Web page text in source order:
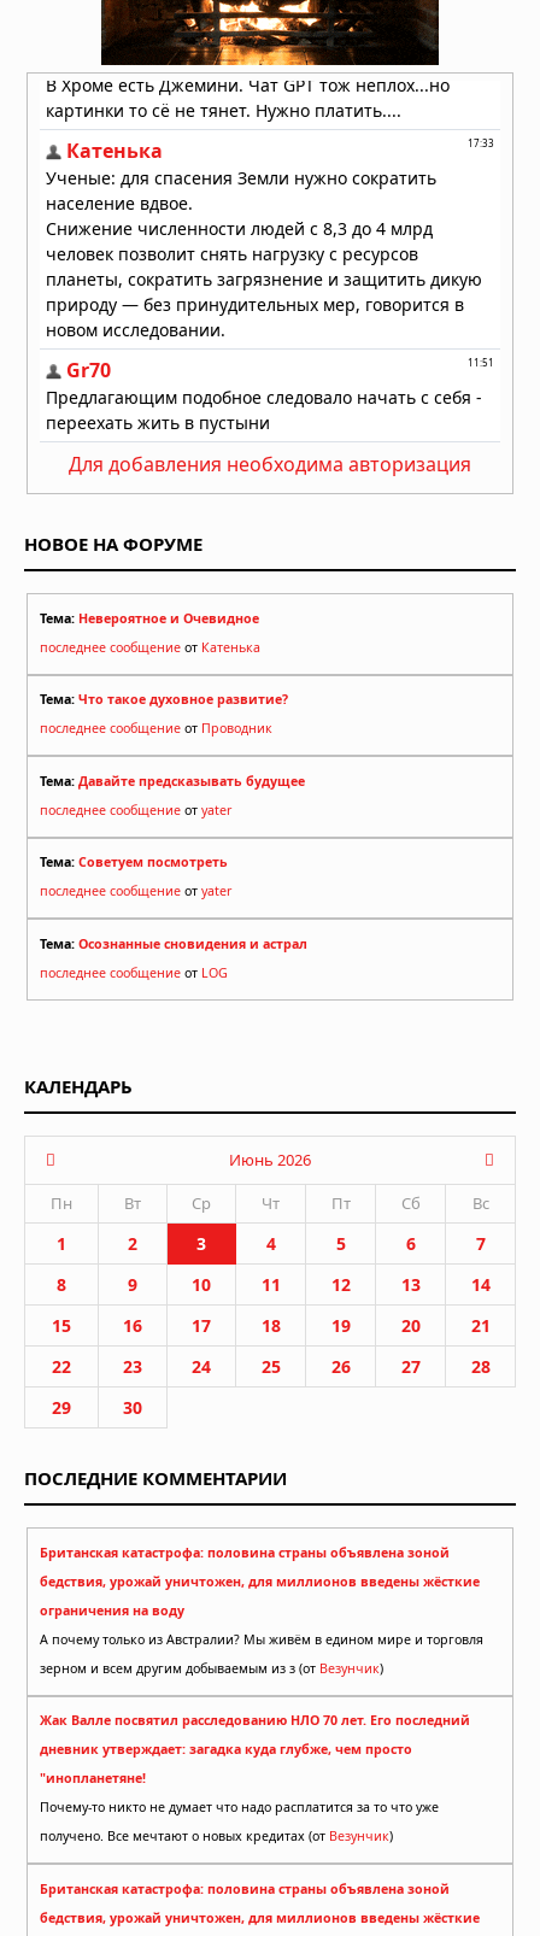
Магнитное поле Земли
контролирует ваш разум и решения
06.08.2026 в 08:24
есть особые клетки
06.08.2026 в 08:11
Для добавления необходима авторизация
НОВОЕ НА ФОРУМЕ
Тема: Невероятное и Очевидное
последнее сообщение от Катенька
Тема: Что такое духовное развитие?
последнее сообщение от Проводник
Тема: Давайте предсказывать будущее
последнее сообщение от yater
Тема: Советуем посмотреть
последнее сообщение от yater
Тема: Осознанные сновидения и астрал
последнее сообщение от LOG
КАЛЕНДАРЬ
Июнь 2026
Пн
Вт Ср Чт Пт Сб Вс
1 2 3 4 5 6
7
8
9 10 11 12 13
14
15
16 17 18 19 20
21
22
23 24 25 26 27
28
29
30
ПОСЛЕДНИЕ КОММЕНТАРИИ
Британская катастрофа: половина страны объявлена зоной
бедствия, урожай уничтожен, для миллионов введены жёсткие
ограничения на воду
А почему только из Австралии? Мы живём в едином мире и торговля
зерном и всем другим добываемым из з (от Везунчик)
Жак Валле посвятил расследованию НЛО 70 лет. Его последний
дневник утверждает: загадка куда глубже, чем просто
"инопланетяне!
Почему-то никто не думает что надо расплатится за то что уже
получено. Все мечтают о новых кредитах (от Везунчик)
Британская катастрофа: половина страны объявлена зоной
бедствия, урожай уничтожен, для миллионов введены жёсткие